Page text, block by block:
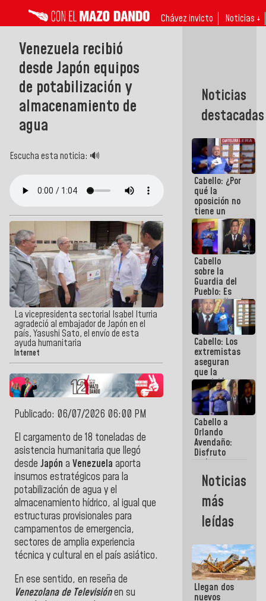
Chávez invicto Noticias ↓
Venezuela recibió
desde Japón equipos
de potabilización y
almacenamiento de
agua
Escucha esta noticia: 🔊
La vicepresidenta sectorial Isabel Iturria
agradeció al embajador de Japón en el
país, Yasushi Sato, el envío de esta
ayuda humanitaria
Internet
Publicado: 06/07/2026 06:00 PM
El cargamento de 18 toneladas de
asistencia humanitaria que llegó
desde Japón a Venezuela aporta
insumos estratégicos para la
potabilización de agua y el
almacenamiento hídrico, al igual que
estructuras provisionales para
campamentos de emergencia,
sectores de amplia experiencia
técnica y cultural en el país asiático.
En ese sentido, en reseña de
Venezolana de Televisiónen su
Noticias
destacadas
Cabello: ¿Por
qué la
oposición no
tiene un
programa
que se
convierta en
tendencia?
Cabello
sobre la
Guardia del
Pueblo: Es
extraordinario
como esos
muchachos
y
muchachas
se enlazan
con la gente
Cabello: Los
extremistas
aseguran
que la
oposición
actual es la
más
dividida de
la historia
de
Venezuela
Cabello a
Orlando
Avendaño:
Disfruto
cada vez
que escribes
porque lo
que haces
es
embarrarla
Noticias
más
leídas
Llegan dos
nuevos